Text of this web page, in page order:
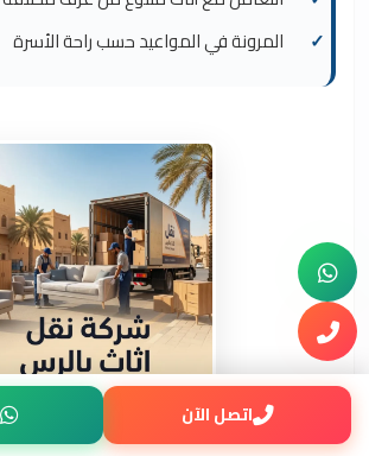
المرونة في المواعيد حسب راحة الأسرة
شركة نقل اثاث بالرس
اتصل الآن